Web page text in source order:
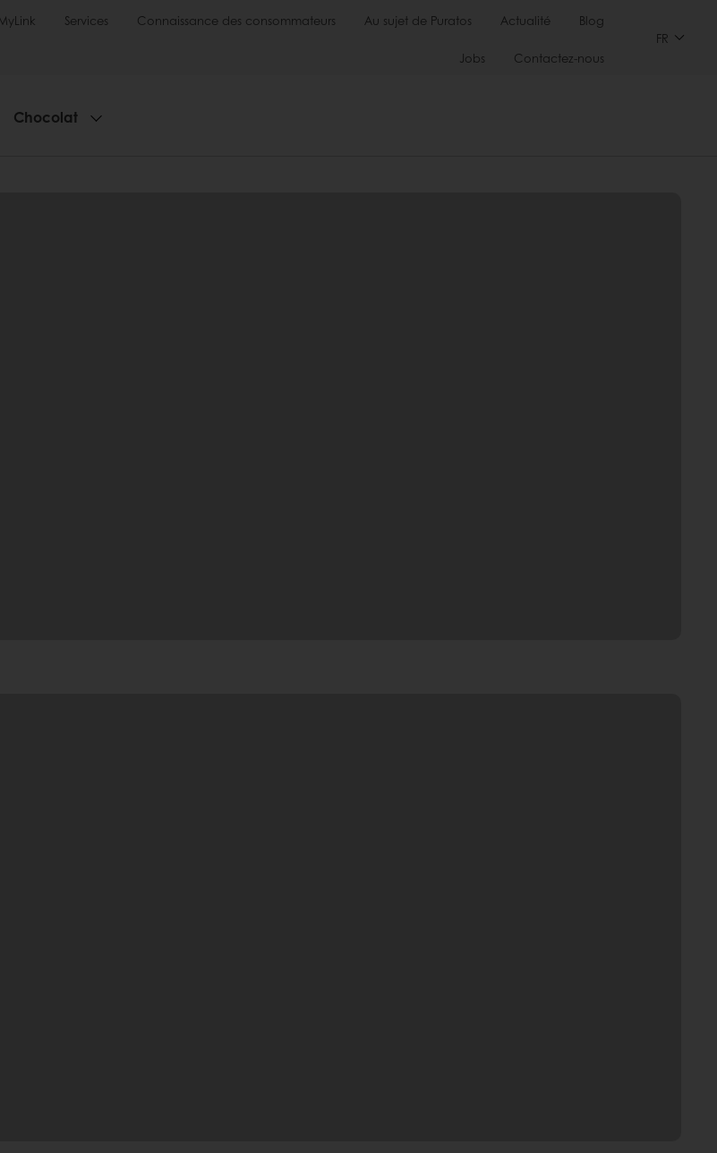
Services Connaissance des consommateurs Au sujet de Puratos Actualité Blog
Jobs Contactez-nous
FR
Chocolat